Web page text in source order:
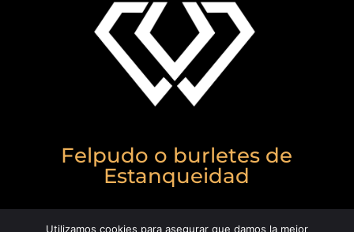
Felpudo o burletes de
Estanqueidad
Utilizamos cookies para asegurar que damos la mejor